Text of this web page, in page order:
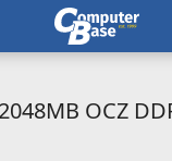
OCZ